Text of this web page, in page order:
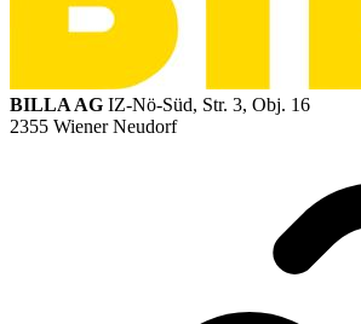
BILLA AG IZ-Nö-Süd, Str. 3, Obj. 16
2355 Wiener Neudorf